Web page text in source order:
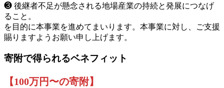
❸ 後継者不足が懸念される地場産業の持続と発展につなげ
ること。
を目的に本事業を進めてまいります。本事業に対し、ご支援
賜りますようお願い申し上げます。
寄附で得られるベネフィット
【100万円〜の寄附】